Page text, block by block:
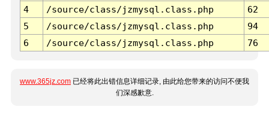
4
/source/class/jzmysql.class.php
62
5
/source/class/jzmysql.class.php
94
6
/source/class/jzmysql.class.php 76
www.365jz.com 已经将此出错信息详细记录, 由此给您带来的访问不便我
们深感歉意.